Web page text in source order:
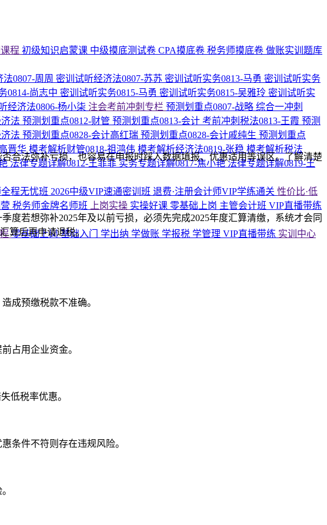
程 初级知识启蒙课 中级摸底测试卷 CPA摸底卷 税务师摸底卷 做账实训题库
0807-周周 密训试听经济法0807-苏苏 密训试听实务0813-马勇 密训试听实务
0814-尚志中 密训试听实务0815-马勇 密训试听实务0815-吴雅玲 密训试听实
经济法0806-杨小柒 注会考前冲刺专栏 预测划重点0807-战略 综合一冲刺
法 预测划重点0812-财管 预测划重点0813-会计 考前冲刺税法0813-王霞 预测
法 预测划重点0828-会计高红瑞 预测划重点0828-会计戚纯生 预测划重点
晋华 模考解析财管0818-祖鸿伟 模考解析经济法0819-张稳 模考解析税法
法律专题详解0812-王菲菲 实务专题详解0817-焦小艳法律专题详解0819-王
全程无忧班 2026中级VIP速通密训班 退费·注册会计师VIP学练通关 性价比·低
税务师金牌名师班 上岗实操 实操好课 零基础上岗 主管会计班 VIP直播带练
零基础上岗基础入门 学出纳 学做账 学报税 学管理 VIP直播带练 实训中心
合法弥补亏损，也容易在申报时踩入数据填报、优惠适用等误区。了解清楚
若想弥补2025年及以前亏损，必须先完成2025年度汇算清缴，系统才会同
算后再申请退税。
成预缴税款不准确。
占用企业资金。
低税率优惠。
条件不符则存在违规风险。